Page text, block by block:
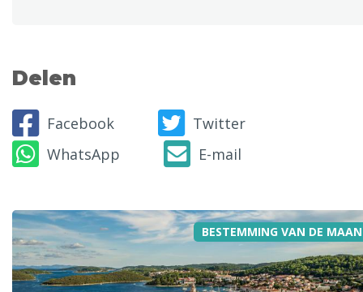
Delen
Facebook
Twitter
WhatsApp
E-mail
BESTEMMING VAN DE